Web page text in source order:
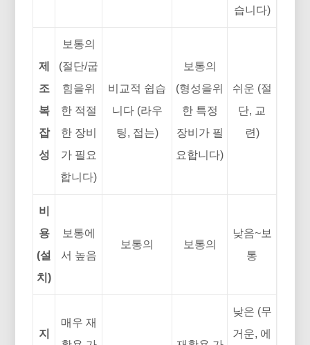
습니다)
제
조
복
잡
성
보통의
(절단/굽
힘을위
한 적절
한 장비
가 필요
합니다)
비교적 쉽습
니다 (라우
팅, 접는)
보통의
(형성을위
한 특정
장비가 필
요합니다)
쉬운 (절
단, 교
련)
비
용
(설
치)
보통에
서 높음
보통의 보통의
낮음~보
통
지
매우 재
낮은 (무
거운, 에